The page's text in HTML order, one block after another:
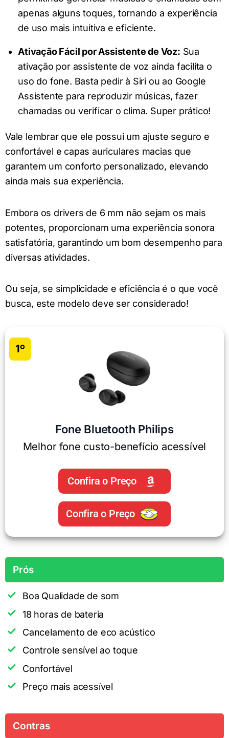
apenas alguns toques, tornando a experiência
de uso mais intuitiva e eficiente.
Ativação Fácil por Assistente de Voz: Sua
ativação por assistente de voz ainda facilita o
uso do fone. Basta pedir à Siri ou ao Google
Assistente para reproduzir músicas, fazer
chamadas ou verificar o clima. Super prático!
Vale lembrar que ele possui um ajuste seguro e
confortável e capas auriculares macias que
garantem um conforto personalizado, elevando
ainda mais sua experiência.
Embora os drivers de 6 mm não sejam os mais
potentes, proporcionam uma experiência sonora
satisfatória, garantindo um bom desempenho para
diversas atividades.
Ou seja, se simplicidade e eficiência é o que você
busca, este modelo deve ser considerado!
1º
Fone Bluetooth Philips
Melhor fone custo-benefício acessível
Confira o Preço
Confira o Preço
Prós
Boa Qualidade de som
18 horas de bateria
Cancelamento de eco acústico
Controle sensível ao toque
Confortável
Preço mais acessível
Contras